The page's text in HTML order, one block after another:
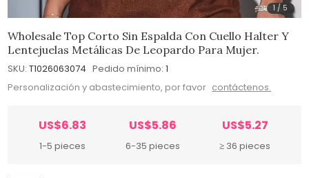
1 / 5
Wholesale Top Corto Sin Espalda Con Cuello Halter Y
Lentejuelas Metálicas De Leopardo Para Mujer.
SKU: T1026063074 Pedido mínimo: 1
Personalización y abastecimiento, por favor contáctenos.
US$6.83
1-5 pieces
US$5.86
6-35 pieces
US$5.27
≥ 36 pieces